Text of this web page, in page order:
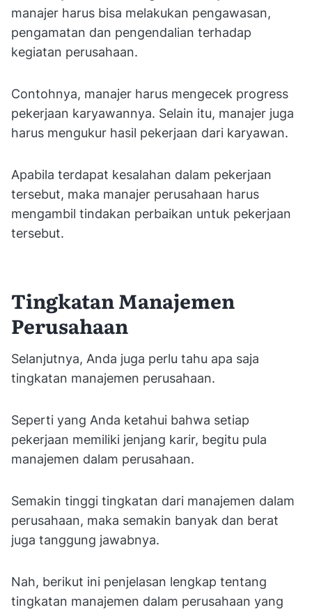
manajer harus bisa melakukan pengawasan,
pengamatan dan pengendalian terhadap
kegiatan perusahaan.
Contohnya, manajer harus mengecek progress
pekerjaan karyawannya. Selain itu, manajer juga
harus mengukur hasil pekerjaan dari karyawan.
Apabila terdapat kesalahan dalam pekerjaan
tersebut, maka manajer perusahaan harus
mengambil tindakan perbaikan untuk pekerjaan
tersebut.
Tingkatan Manajemen
Perusahaan
Selanjutnya, Anda juga perlu tahu apa saja
tingkatan manajemen perusahaan.
Seperti yang Anda ketahui bahwa setiap
pekerjaan memiliki jenjang karir, begitu pula
manajemen dalam perusahaan.
Semakin tinggi tingkatan dari manajemen dalam
perusahaan, maka semakin banyak dan berat
juga tanggung jawabnya.
Nah, berikut ini penjelasan lengkap tentang
tingkatan manajemen dalam perusahaan yang